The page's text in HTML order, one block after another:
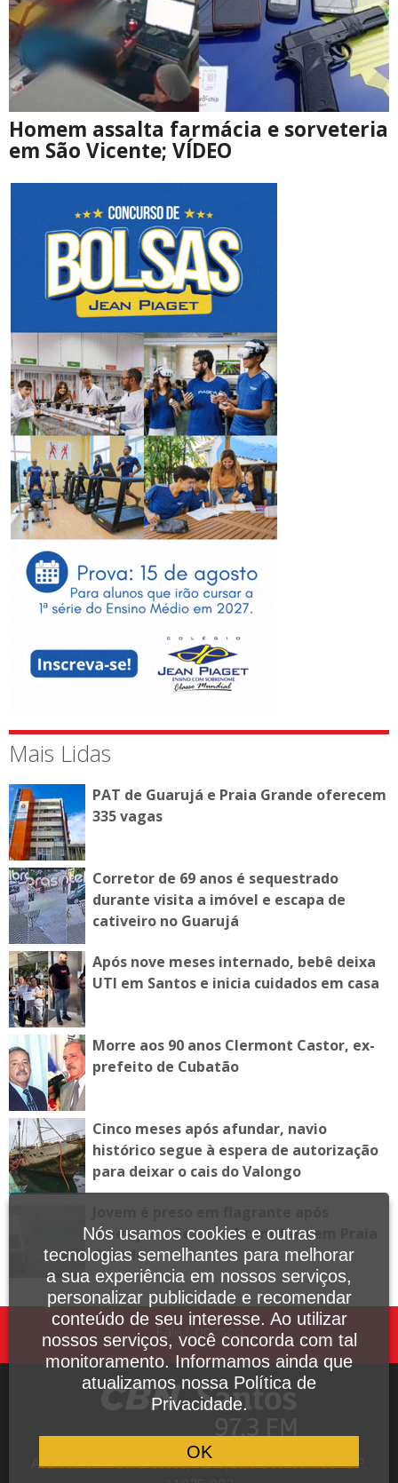
Homem assalta farmácia e sorveteria
em São Vicente; VÍDEO
Mais Lidas
PAT de Guarujá e Praia Grande oferecem
335 vagas
Corretor de 69 anos é sequestrado
durante visita a imóvel e escapa de
cativeiro no Guarujá
Após nove meses internado, bebê deixa
UTI em Santos e inicia cuidados em casa
Morre aos 90 anos Clermont Castor, ex-
prefeito de Cubatão
Cinco meses após afundar, navio
histórico segue à espera de autorização
para deixar o cais do Valongo
ameaçar mãe e irmã com faca em Praia
Grande
Fale Conosco
Avenida Dr. Pedro Lessa, 1640, sala 809, Santos - SP,
Nós usamos cookies e outras
tecnologias semelhantes para melhorar
a sua experiência em nossos serviços,
personalizar publicidade e recomendar
conteúdo de seu interesse. Ao utilizar
nossos serviços, você concorda com tal
monitoramento. Informamos ainda que
atualizamos nossa Política de
Privacidade.
OK